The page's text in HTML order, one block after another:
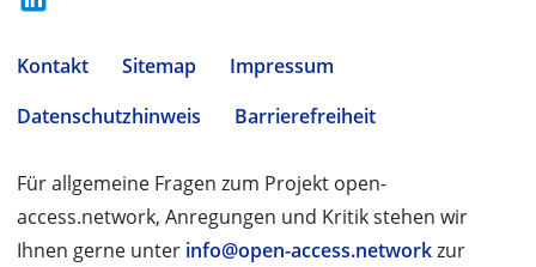
Kontakt Sitemap
Impressum
Datenschutzhinweis
Barrierefreiheit
Für allgemeine Fragen zum Projekt open-
access.network, Anregungen und Kritik stehen wir
Ihnen gerne unter info@open-access.networkzur